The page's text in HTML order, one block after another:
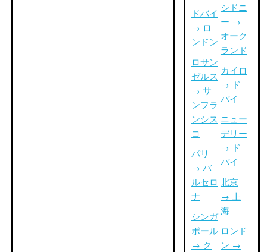
ドバイ
→ ロ
ンドン
ロサン
ゼルス
→ サ
ンフラ
ンシス
コ
パリ
→ バ
ルセロ
ナ
シンガ
ポール
→ ク
シドニ
ー →
オーク
ランド
カイロ
→ ド
バイ
ニュー
デリー
→ ド
バイ
北京
→ 上
海
ロンド
ン →